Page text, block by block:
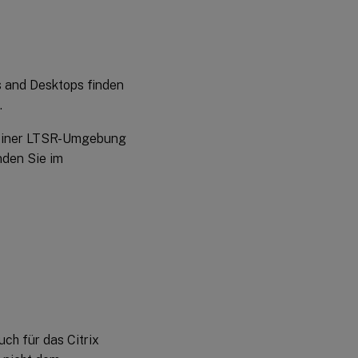
Desktops finden
.
LTSR-Umgebung
Sie im
für das Citrix